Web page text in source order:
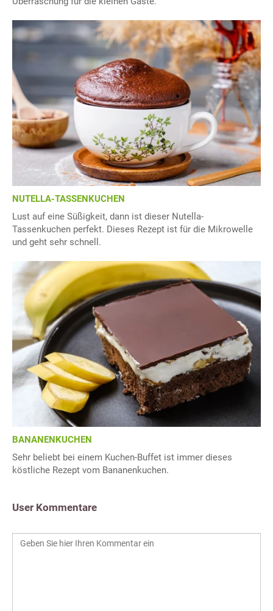
NUTELLA-TASSENKUCHEN
Lust auf eine Süßigkeit, dann ist dieser Nutella-
Tassenkuchen perfekt. Dieses Rezept ist für die Mikrowelle
und geht sehr schnell.
BANANENKUCHEN
Sehr beliebt bei einem Kuchen-Buffet ist immer dieses
köstliche Rezept vom Bananenkuchen.
User Kommentare